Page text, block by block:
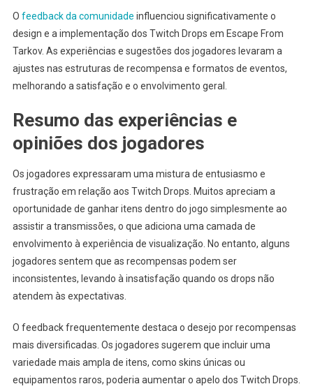
O feedback da comunidade influenciou significativamente o
design e a implementação dos Twitch Drops em Escape From
Tarkov. As experiências e sugestões dos jogadores levaram a
ajustes nas estruturas de recompensa e formatos de eventos,
melhorando a satisfação e o envolvimento geral.
Resumo das experiências e
opiniões dos jogadores
Os jogadores expressaram uma mistura de entusiasmo e
frustração em relação aos Twitch Drops. Muitos apreciam a
oportunidade de ganhar itens dentro do jogo simplesmente ao
assistir a transmissões, o que adiciona uma camada de
envolvimento à experiência de visualização. No entanto, alguns
jogadores sentem que as recompensas podem ser
inconsistentes, levando à insatisfação quando os drops não
atendem às expectativas.
O feedback frequentemente destaca o desejo por recompensas
mais diversificadas. Os jogadores sugerem que incluir uma
variedade mais ampla de itens, como skins únicas ou
equipamentos raros, poderia aumentar o apelo dos Twitch Drops.